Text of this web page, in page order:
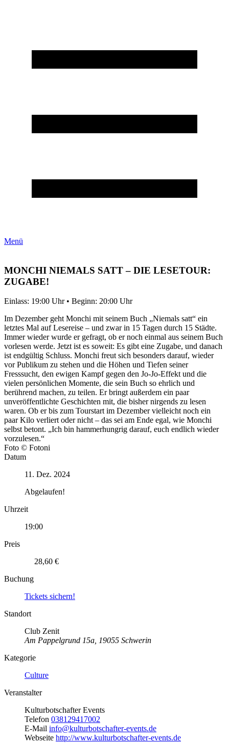
Menü
MONCHI NIEMALS SATT – DIE LESETOUR:
ZUGABE!
Einlass: 19:00 Uhr • Beginn: 20:00 Uhr
Im Dezember geht Monchi mit seinem Buch „Niemals satt“ ein
letztes Mal auf Lesereise – und zwar in 15 Tagen durch 15 Städte.
Immer wieder wurde er gefragt, ob er noch einmal aus seinem Buch
vorlesen werde. Jetzt ist es soweit: Es gibt eine Zugabe, und danach
ist endgültig Schluss. Monchi freut sich besonders darauf, wieder
vor Publikum zu stehen und die Höhen und Tiefen seiner
Fresssucht, den ewigen Kampf gegen den Jo-Jo-Effekt und die
vielen persönlichen Momente, die sein Buch so ehrlich und
berührend machen, zu teilen. Er bringt außerdem ein paar
unveröffentlichte Geschichten mit, die bisher nirgends zu lesen
waren. Ob er bis zum Tourstart im Dezember vielleicht noch ein
paar Kilo verliert oder nicht – das sei am Ende egal, wie Monchi
selbst betont. „Ich bin hammerhungrig darauf, euch endlich wieder
vorzulesen.“
Foto © Fotoni
Datum
11. Dez. 2024
Abgelaufen!
Uhrzeit
19:00
Preis
28,60 €
Buchung
Tickets sichern!
Standort
Club Zenit
Am Pappelgrund 15a, 19055 Schwerin
Kategorie
Culture
Veranstalter
Kulturbotschafter Events
Telefon 038129417002
E-Mail info@kulturbotschafter-events.de
Webseite http://www.kulturbotschafter-events.de